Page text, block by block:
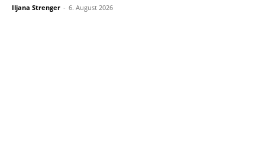
Iljana Strenger - 6. August 2026